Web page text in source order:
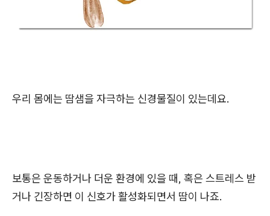
우리 몸에는 땀샘을 자극하는 신경물질이 있는데요.
보통은 운동하거나 더운 환경에 있을 때, 혹은 스트레스 받
거나 긴장하면 이 신호가 활성화되면서 땀이 나죠.